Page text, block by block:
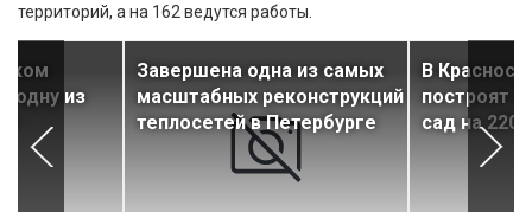
территорий, а на 162 ведутся работы.
одну из
Завершена одна из самых
масштабных реконструкций
теплосетей в Петербурге
В
построят
сад на 220